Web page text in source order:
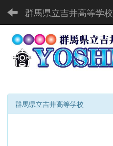
群馬県立吉井高等学校
群馬県立吉井高等学校